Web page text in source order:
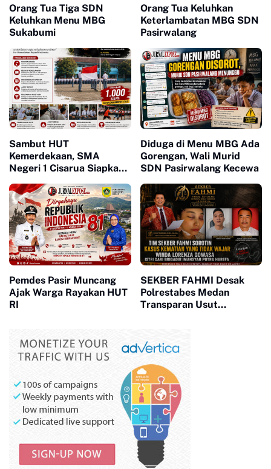
Orang Tua Tiga SDN
Keluhkan Menu MBG
Sukabumi
Orang Tua Keluhkan
Keterlambatan MBG SDN
Pasirwalang
Sambut HUT
Kemerdekaan, SMA
Negeri 1 Cisarua Siapkan
Siswa
Diduga di Menu MBG Ada
Gorengan, Wali Murid
SDN Pasirwalang Kecewa
Pemdes Pasir Muncang
Ajak Warga Rayakan HUT
RI
SEKBER FAHMI Desak
Polrestabes Medan
Transparan Usut